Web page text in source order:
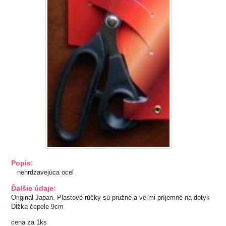
Doplnky
Gombíky
Guma
Popis:
nehrdzavejúca oceľ
Ďalšie údaje:
Original Japan. Plastové rúčky sú pružné a veľmi príjemné na dotyk
Dĺžka čepele 9cm
cena za 1ks